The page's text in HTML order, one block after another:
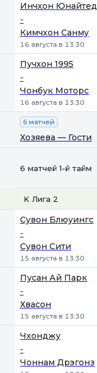
Инчхон Юнайтед
-
Кимчхон Санму
16 августа в 13:30
Пучхон 1995
-
Чонбук Моторс
16 августа в 13:30
6 матчей
Хозяева — Гости
6 матчей 1-й тайм
K Лига 2
Сувон Блюуингс
-
Сувон Сити
15 августа в 13:30
Пусан Ай Парк
-
Хвасон
15 августа в 13:30
Чхонджу
-
Чоннам Дрэгонз